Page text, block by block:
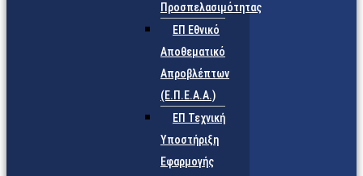
Προσπελασιμότητας
ΕΠ Εθνικό
Αποθεματικό
Απροβλέπτων
(Ε.Π.Ε.Α.Α.)
ΕΠ Τεχνική
Υποστήριξη
Εφαρμογής